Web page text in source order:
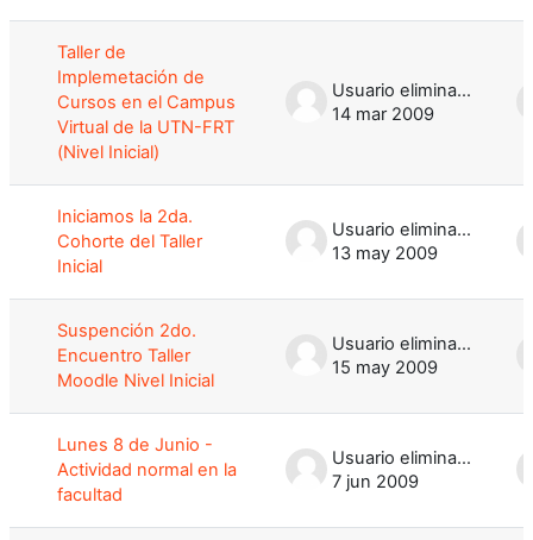
Taller de
Implemetación de
Cursos en el Campus
Virtual de la UTN-FRT
(Nivel Inicial)
Usuario eliminado
14 mar 2009
Iniciamos la 2da.
Cohorte del Taller
Inicial
Usuario eliminado
13 may 2009
Suspención 2do.
Encuentro Taller
Moodle Nivel Inicial
Usuario eliminado
15 may 2009
Lunes 8 de Junio -
Actividad normal en la
facultad
Usuario eliminado
7 jun 2009